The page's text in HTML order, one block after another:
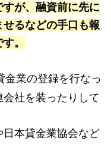
が、融資前に先に
るなどの手口も報
。
業の登録を行なっ
社を装ったりして
本貸金業協会など